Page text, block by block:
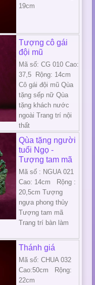
19cm
Tượng cô gái
đội mũ
Mã số: CG 010 Cao:
37,5 Rộng: 14cm
Cô gái đội mũ Qùa
tặng sếp nữ Qùa
tặng khách nước
ngoài Trang trí nội
thất
Qùa tặng người
tuổi Ngọ -
Tượng tam mã
Mã số : NGUA 021
Cao: 14cm Rộng :
20,5cm Tượng
ngựa phong thủy
Tượng tam mã
Trang trí bàn làm
Thánh giá
Mã số: CHUA 032
Cao:50cm Rộng:
22cm